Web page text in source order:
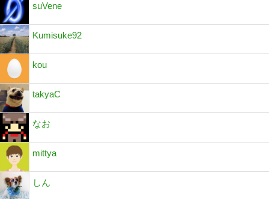
suVene
Kumisuke92
kou
takyaC
なお
mittya
しん